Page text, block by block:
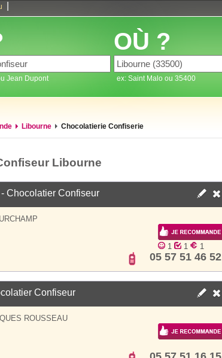
Jean Dupont
OÙ ?
ex: Saint Malo ou 35400
Libourne Chocolatierie Confiserie
Libourne
- Chocolatier Confiseur
1
1
1
05 57 51 46 52
Confiseur
ROUSSEAU